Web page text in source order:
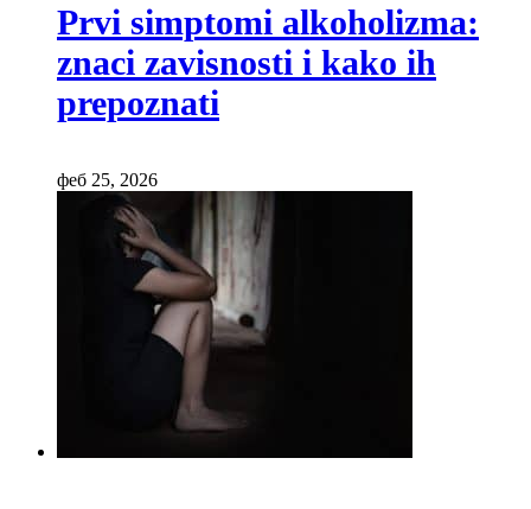
Prvi simptomi alkoholizma:
znaci zavisnosti i kako ih
prepoznati
феб 25, 2026